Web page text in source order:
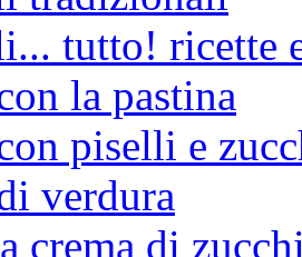
tutto! ricette
la pastina
piselli e
verdura
crema di